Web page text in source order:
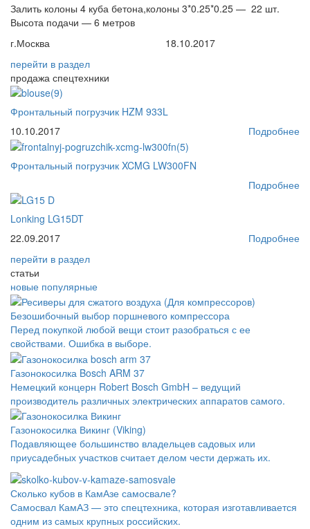
Залить колоны 4 куба бетона,колоны 3*0.25*0.25 — 22 шт.
Высота подачи — 6 метров
г.Москва
18.10.2017
перейти в раздел
продажа спецтехники
Фронтальный погрузчик HZM 933L
10.10.2017
Подробнее
Фронтальный погрузчик XCMG LW300FN
Подробнее
Lonking LG15DT
22.09.2017
Подробнее
перейти в раздел
статьи
новые популярные
Безошибочный выбор поршневого компрессора
Перед покупкой любой вещи стоит разобраться с ее
свойствами. Ошибка в выборе.
Газонокосилка Bosch ARM 37
Немецкий концерн Robert Bosch GmbH – ведущий
производитель различных электрических аппаратов самого.
Газонокосилка Викинг (Viking)
Подавляющее большинство владельцев садовых или
приусадебных участков считает делом чести держать их.
Сколько кубов в КамАзе самосвале?
Самосвал КамАЗ — это спецтехника, которая изготавливается
одним из самых крупных российских.